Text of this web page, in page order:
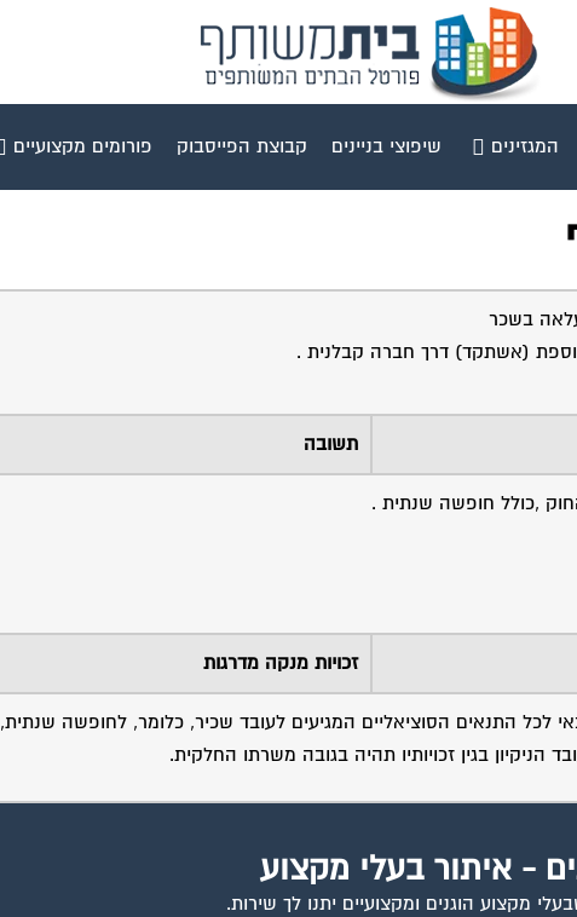
המגזינים שיפוצי בניינים קבוצת הפייסבוק פורומים מקצועיים
בשכר
תשובה
,כולל חופשה שנתית .
זכויות מנקה מדרגות
לכל התנאים הסוציאליים המגיעים לעובד שכיר, כלומר, לחופשה שנתית,
בגין זכויותיו תהיה בגובה משרתו החלקית.
- איתור בעלי מקצוע
מקצוע הוגנים ומקצועיים יתנו לך שירות.